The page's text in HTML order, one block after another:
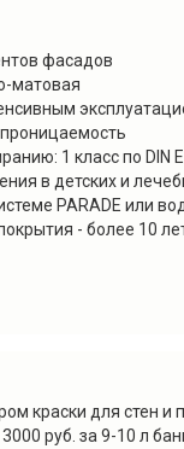
фасадов
матовая
1 класс по DIN
в детских и
PARADE или
- более 10
краски для стен
руб. за 9-10 л